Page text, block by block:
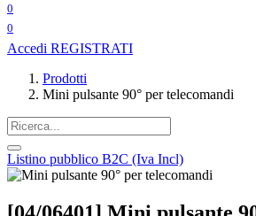
0
0
Accedi REGISTRATI
Prodotti
Mini pulsante 90° per telecomandi
Listino pubblico B2C (Iva Incl)